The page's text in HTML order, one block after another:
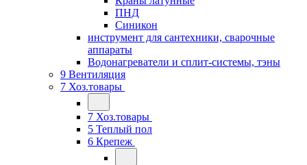
ПНД
Синикон
инструмент для сантехники, сварочные
аппараты
Водонагреватели и сплит-системы, тэны
9 Вентиляция
7 Хоз.товары
7 Хоз.товары
5 Теплый пол
6 Крепеж